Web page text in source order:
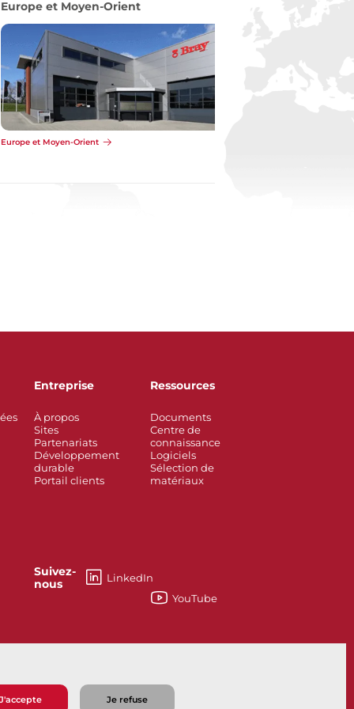
J'accepte Je refuse
Pacifique
Pacifique
Entreprise
À propos
Sites
Partenariats
Développement
durable
Portail clients
Suivez-
nous
LinkedIn
Ressources
Documents
Centre de
connaissance
Logiciels
Sélection de
matériaux
YouTube